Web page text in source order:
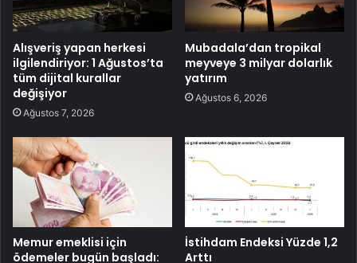
Alışveriş yapan herkesi
ilgilendiriyor: 1 Ağustos’ta
tüm dijital kurallar
değişiyor
Ağustos 7, 2026
Mubadala’dan tropikal
meyveye 3 milyar dolarlık
yatırım
Ağustos 6, 2026
Memur emeklisi için
ödemeler bugün başladı:
İstihdam Endeksi Yüzde 1,2
Arttı